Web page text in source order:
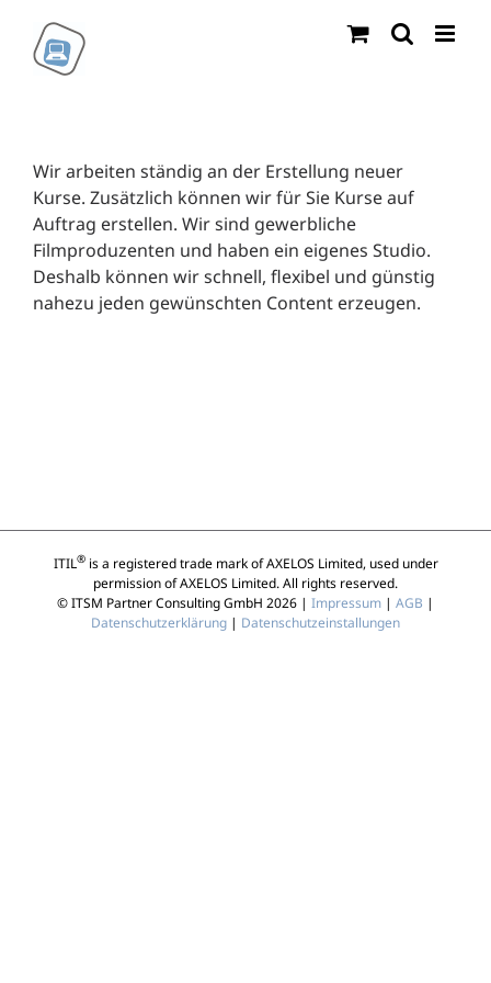
Inhalt
springen
Wir arbeiten ständig an der Erstellung neuer
Kurse. Zusätzlich können wir für Sie Kurse auf
Auftrag erstellen. Wir sind gewerbliche
Filmproduzenten und haben ein eigenes Studio.
Deshalb können wir schnell, flexibel und günstig
nahezu jeden gewünschten Content erzeugen.
ITIL®is a registered trade mark of AXELOS Limited, used under
permission of AXELOS Limited. All rights reserved.
© ITSM Partner Consulting GmbH 2026 | Impressum | AGB |
Datenschutzerklärung | Datenschutzeinstallungen